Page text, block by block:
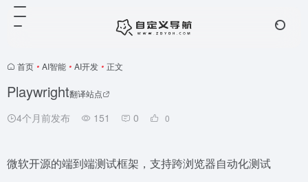
首页 • AI智能 • AI开发 • 正文
Playwright翻译站点
4个月前发布 151 0 0
微软开源的端到端测试框架，支持跨浏览器自动化测试